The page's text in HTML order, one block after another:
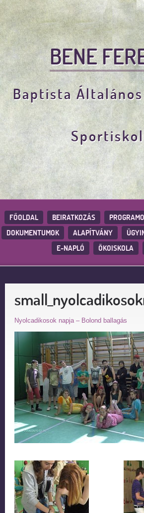
BENE
Baptista
FŐOLDAL BEIRATKOZÁS
DOKUMENTUMOK
ALAPÍTVÁNY
E-NAPLÓ
ÖKOISKOLA
Nyolcadikosok napja – Bolond ballagás